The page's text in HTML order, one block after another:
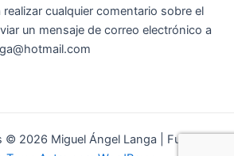
cualquier comentario sobre el
un mensaje de correo electrónico a
2026 Miguel Ángel Langa | Funciona